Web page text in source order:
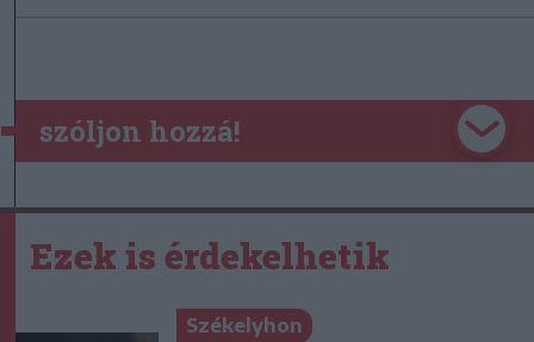
szóljon hozzá!
Ezek is érdekelhetik
Székelyhon